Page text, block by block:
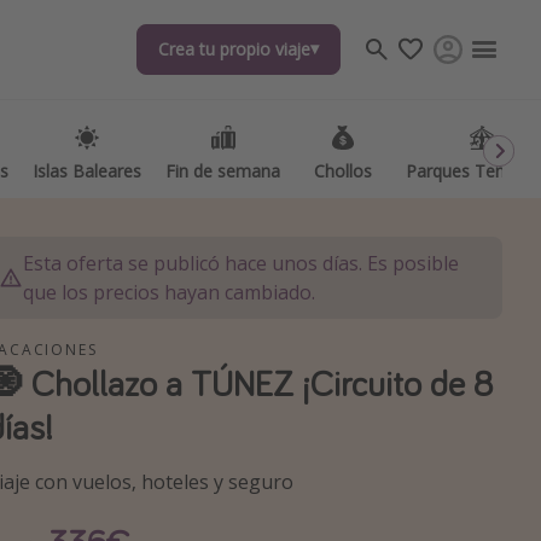
Crea tu propio viaje
Islas Baleares Fin de semana Chollos Parques
Crea tu propio viaje
Islas Baleares Fin de semana Chollos Parques
destinos
Esta oferta se publicó hace unos días. Es posible
que los precios hayan cambiado.
Chollazo a TÚNEZ ¡Circuito de 8
con vuelos, hoteles y seguro